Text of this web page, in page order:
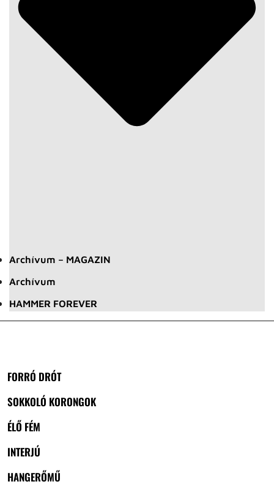
Archívum – MAGAZIN
Archívum
HAMMER FOREVER
FORRÓ DRÓT
SOKKOLÓ KORONGOK
ÉLŐ FÉM
INTERJÚ
HANGERŐMŰ